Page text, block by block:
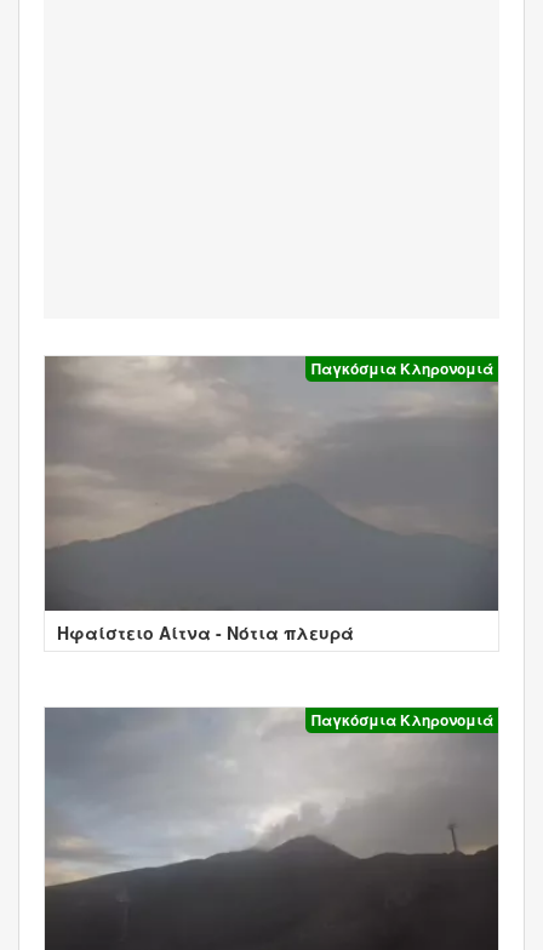
Παγκόσμια Κληρονομιά
Ηφαίστειο Αίτνα - Νότια πλευρά
Παγκόσμια Κληρονομιά